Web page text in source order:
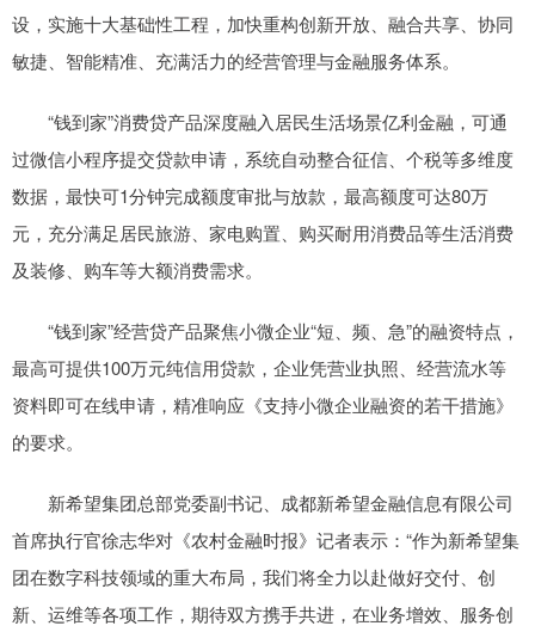
设，实施十大基础性工程，加快重构创新开放、融合共享、协同
敏捷、智能精准、充满活力的经营管理与金融服务体系。
“钱到家”消费贷产品深度融入居民生活场景亿利金融，可通
过微信小程序提交贷款申请，系统自动整合征信、个税等多维度
数据，最快可1分钟完成额度审批与放款，最高额度可达80万
元，充分满足居民旅游、家电购置、购买耐用消费品等生活消费
及装修、购车等大额消费需求。
“钱到家”经营贷产品聚焦小微企业“短、频、急”的融资特点，
最高可提供100万元纯信用贷款，企业凭营业执照、经营流水等
资料即可在线申请，精准响应《支持小微企业融资的若干措施》
的要求。
新希望集团总部党委副书记、成都新希望金融信息有限公司
首席执行官徐志华对《农村金融时报》记者表示：“作为新希望集
团在数字科技领域的重大布局，我们将全力以赴做好交付、创
新、运维等各项工作，期待双方携手共进，在业务增效、服务创